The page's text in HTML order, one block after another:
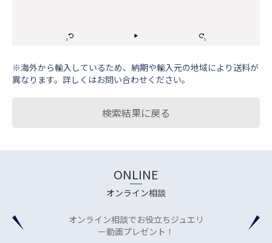
※海外から輸⼊しているため、納期や輸⼊元の地域により送料が
異なります。詳しくはお問い合わせください。
検索結果に戻る
ONLINE
オンライン相談
オンライン相談でお役立ちジュエリ
ー動画プレゼント！